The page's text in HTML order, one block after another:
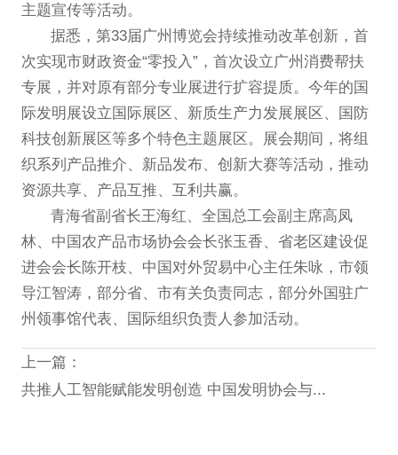
主题宣传等活动。
据悉，第33届广州博览会持续推动改革创新，首
次实现市财政资金“零投入”，首次设立广州消费帮扶
专展，并对原有部分专业展进行扩容提质。今年的国
际发明展设立国际展区、新质生产力发展展区、国防
科技创新展区等多个特色主题展区。展会期间，将组
织系列产品推介、新品发布、创新大赛等活动，推动
资源共享、产品互推、互利共赢。
青海省副省长王海红、全国总工会副主席高凤
林、中国农产品市场协会会长张玉香、省老区建设促
进会会长陈开枝、中国对外贸易中心主任朱咏，市领
导江智涛，部分省、市有关负责同志，部分外国驻广
州领事馆代表、国际组织负责人参加活动。
上一篇：
共推人工智能赋能发明创造 中国发明协会与...